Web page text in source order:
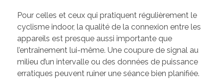
Pour celles et ceux qui pratiquent régulièrement le
cyclisme indoor, la qualité de la connexion entre les
appareils est presque aussi importante que
l’entraînement lui-même. Une coupure de signal au
milieu d’un intervalle ou des données de puissance
erratiques peuvent ruiner une séance bien planifiée.